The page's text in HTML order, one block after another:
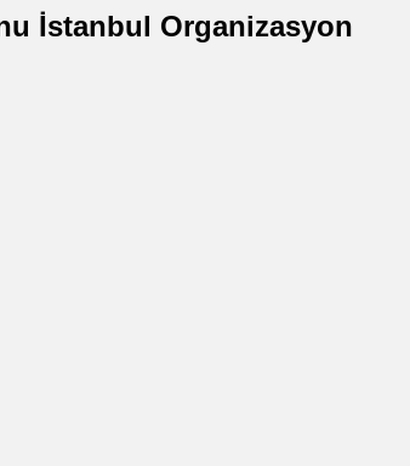
İstanbul Organizasyon